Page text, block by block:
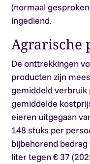
(normaal
ingediend.
Agrarische
De onttrekkingen
producten zijn
gemiddeld verbruik
gemiddelde
eieren uitgegaan
148 stuks per
bijbehorend bedrag
liter tegen € 37